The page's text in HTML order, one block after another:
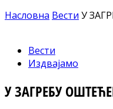
Насловна Вести У
Вести
Издвајамо
У ЗАГРЕБУ